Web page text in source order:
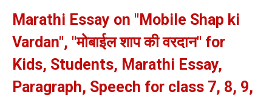
Marathi Essay on "Mobile Shap ki
Vardan", "मोबाईल शाप की वरदान" for
Kids, Students, Marathi Essay,
Paragraph, Speech for class 7, 8, 9,